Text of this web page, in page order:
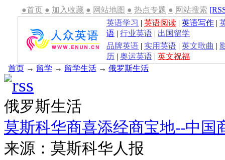
●首页 ● 加入收藏 ● 网站地图 ● 热点专题 ● 网站搜索
英语学习 | 英语阅读 | 英语写作 |
语 | 行业英语 | 出国留学
品牌英语 | 实用英语 | 英文歌曲 |
历 | 奥运英语 | 英文祝福
首页 → 留学 → 留学生活 → 俄罗斯生活
俄罗斯生活
莫斯科华商喜添经商宝地--中国
来源：莫斯科华人报